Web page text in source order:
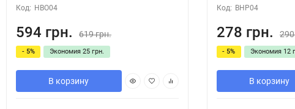
Код: HBO04
594 грн. 619 грн.
- 5% Экономия 25 грн.
В корзину
Код: BHP04
278 грн.
- 5% Экономия 12
В корзину